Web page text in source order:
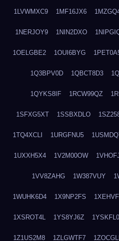
1LVWMXC9 1MF16JX6
1NERJOY9 1NIN2DXO
1OELGBE2 1OUI6BYG
1Q3BPV0D 1QBCT8D3
1QYKS8IF 1RCW99QZ
1SFXG5XT 1SSBXDLO
1TQ4XCLI 1URGFNU5
1UXXH5X4 1V2M00OW
1VV8ZAHG 1W387VUY
1WUHK6D4 1X9NP2FS
1XSROT4L 1YS8YJ6Z
1Z1US2M8 1ZLGWTF7